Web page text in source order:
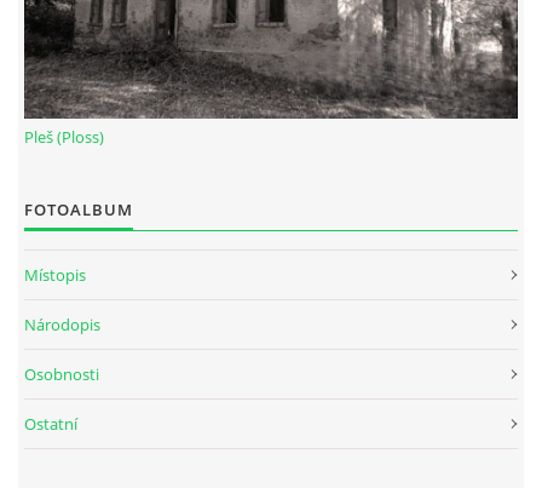
Pleš (Ploss)
FOTOALBUM
Místopis
Národopis
Osobnosti
Ostatní